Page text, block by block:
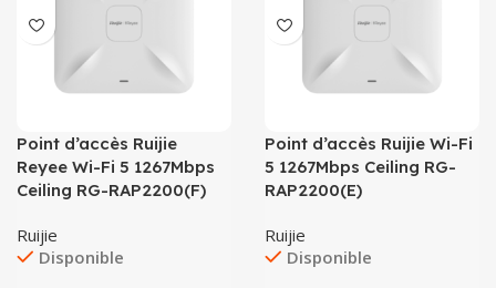
Point d’accès Ruijie
Reyee Wi-Fi 5 1267Mbps
Ceiling RG-RAP2200(F)
Ruijie
Disponible
Point d’accès Ruijie Wi-Fi
5 1267Mbps Ceiling RG-
RAP2200(E)
Ruijie
Disponible